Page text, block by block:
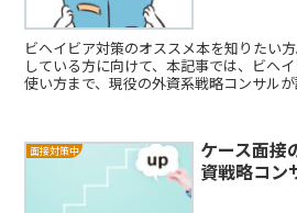
ビヘイビア対策のオススメ本を知りたい
している方に向けて、本記事では、ビヘ
使い方まで、現役の外資系戦略コンサルが
面接対策中
ケース面接
資戦略コン